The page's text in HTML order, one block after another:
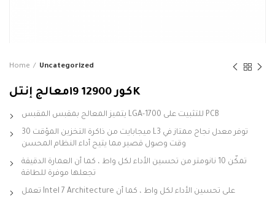
Home Uncategorized
معالج إنتلi9 كور 12900K
يتميز المعالج بمقبس المقبس LGA-1700 للتثبيت على PCB
30 ميجابايت من ذاكرة التخزين المؤقت L3 توفر معدل نجاح ممتاز في
وقت وصول قصير مما يتيح أداء النظام المحسن
تمكّن 10 نانومتر من تحسين الأداء لكل واط ، كما أن العمارة الدقيقة
تجعلها موفرة للطاقة
تعمل Intel 7 Architecture على تحسين الأداء لكل واط ، كما أن